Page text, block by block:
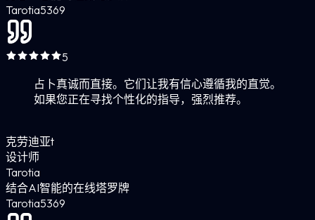
Tarotia5369
5
占卜真诚而直接。它们让我有信心遵循我的直觉。
如果您正在寻找个性化的指导，强烈推荐。
克劳迪亚t
设计师
Tarotia
结合AI智能的在线塔罗牌
Tarotia5369